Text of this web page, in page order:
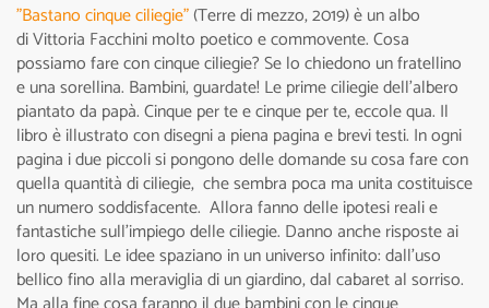
"Bastano cinque ciliegie"(Terre di mezzo, 2019) è un albo
di Vittoria Facchini molto poetico e commovente. Cosa
possiamo fare con cinque ciliegie? Se lo chiedono un fratellino
e una sorellina. Bambini, guardate! Le prime ciliegie dell’albero
piantato da papà. Cinque per te e cinque per te, eccole qua. Il
libro è illustrato con disegni a piena pagina e brevi testi. In ogni
pagina i due piccoli si pongono delle domande su cosa fare con
quella quantità di ciliegie, che sembra poca ma unita costituisce
un numero soddisfacente. Allora fanno delle ipotesi reali e
fantastiche sull’impiego delle ciliegie. Danno anche risposte ai
loro quesiti. Le idee spaziano in un universo infinito: dall’uso
bellico fino alla meraviglia di un giardino, dal cabaret al sorriso.